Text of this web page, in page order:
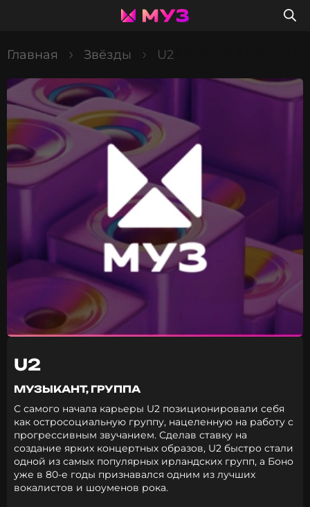
Главная Звёзды U2
U2
МУЗЫКАНТ, ГРУППА
С самого начала карьеры U2 позиционировали себя
как остросоциальную группу, нацеленную на работу с
прогрессивным звучанием. Сделав ставку на
создание ярких концертных образов, U2 быстро стали
одной из самых популярных ирландских групп, а Боно
уже в 80-е годы признавался одним из лучших
вокалистов и шоуменов рока.